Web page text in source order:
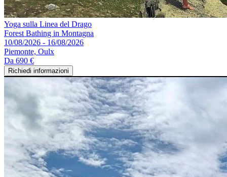
Yoga sulla Linea del Drago
Forest Bathing in Montagna
10/08/2026 - 16/08/2026
Piemonte, Oulx
Da 690 €
Richiedi informazioni